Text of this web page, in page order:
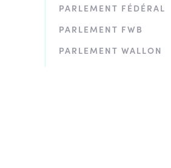
PARLEMENT FÉDÉRAL
PARLEMENT FWB
PARLEMENT WALLON